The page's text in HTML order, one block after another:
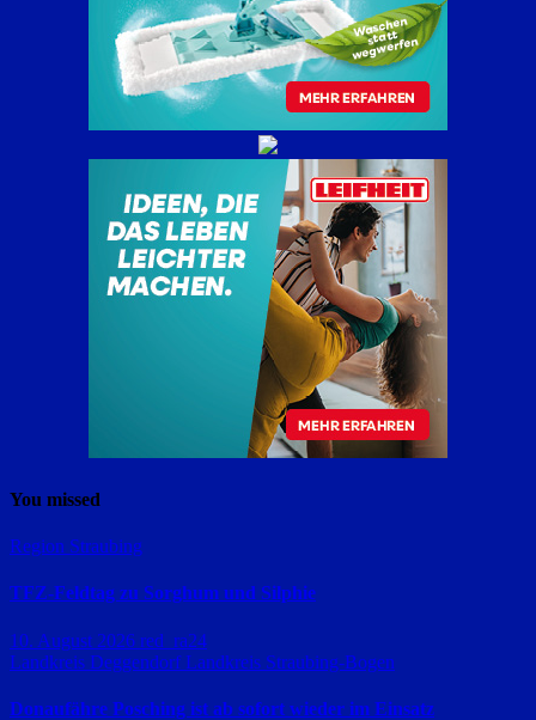
You missed
Region Straubing
TFZ-Feldtag zu Sorghum und Silphie
10. August 2026 red_ra24
Landkreis Deggendorf Landkreis Straubing-Bogen
Donaufähre Posching ist ab sofort wieder im Einsatz